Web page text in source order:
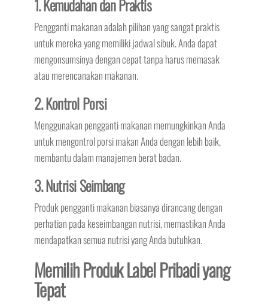
1. Kemudahan dan Praktis
Pengganti makanan adalah pilihan yang sangat praktis
untuk mereka yang memiliki jadwal sibuk. Anda dapat
mengonsumsinya dengan cepat tanpa harus memasak
atau merencanakan makanan.
2. Kontrol Porsi
Menggunakan pengganti makanan memungkinkan Anda
untuk mengontrol porsi makan Anda dengan lebih baik,
membantu dalam manajemen berat badan.
3. Nutrisi Seimbang
Produk pengganti makanan biasanya dirancang dengan
perhatian pada keseimbangan nutrisi, memastikan Anda
mendapatkan semua nutrisi yang Anda butuhkan.
Memilih Produk Label Pribadi yang
Tepat